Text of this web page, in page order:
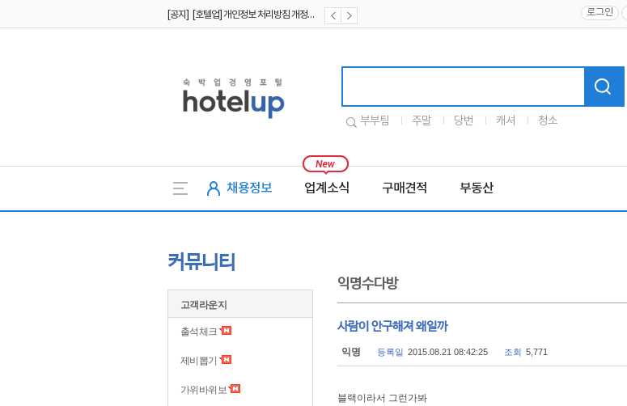
[공지] [호텔업] 개인정보 처리방침 개정본1 (19.09.02) 로그인
부부팀 주말 당번 캐셔 청소
채용정보 업계소식 구매견적 부동산
커뮤니티
고객라운지
출석체크
제비뽑기
가위바위보
익명수다방
사람이 안구해져 왜일까
익명 등록일 2015.08.21 08:42:25 조회 5,771
블랙이라서 그런가봐